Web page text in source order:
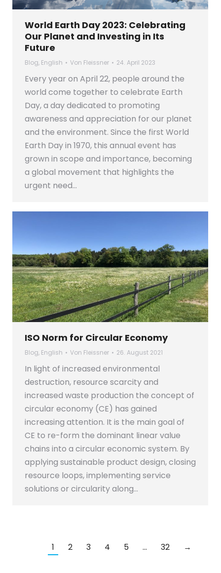
World Earth Day 2023: Celebrating
Our Planet and Investing in Its
Future
Blog, English Von Fleissner 24. April 2023
Every year on April 22, people around the
world come together to celebrate Earth
Day, a day dedicated to promoting
awareness and appreciation for our planet
and the environment. Since the first World
Earth Day in 1970, this annual event has
grown in scope and importance, becoming
a global movement that highlights the
urgent need…
ISO Norm for Circular Economy
Blog, English Von Fleissner 26. August 2021
In light of increased environmental
destruction, resource scarcity and
increased waste production the concept of
circular economy (CE) has gained
increasing attention. It is the main goal of
CE to re-form the dominant linear value
chains into a circular economic system. By
applying sustainable product design, closing
resource loops, implementing service
solutions or circularity along…
1 2 3 4 5 … 32 →